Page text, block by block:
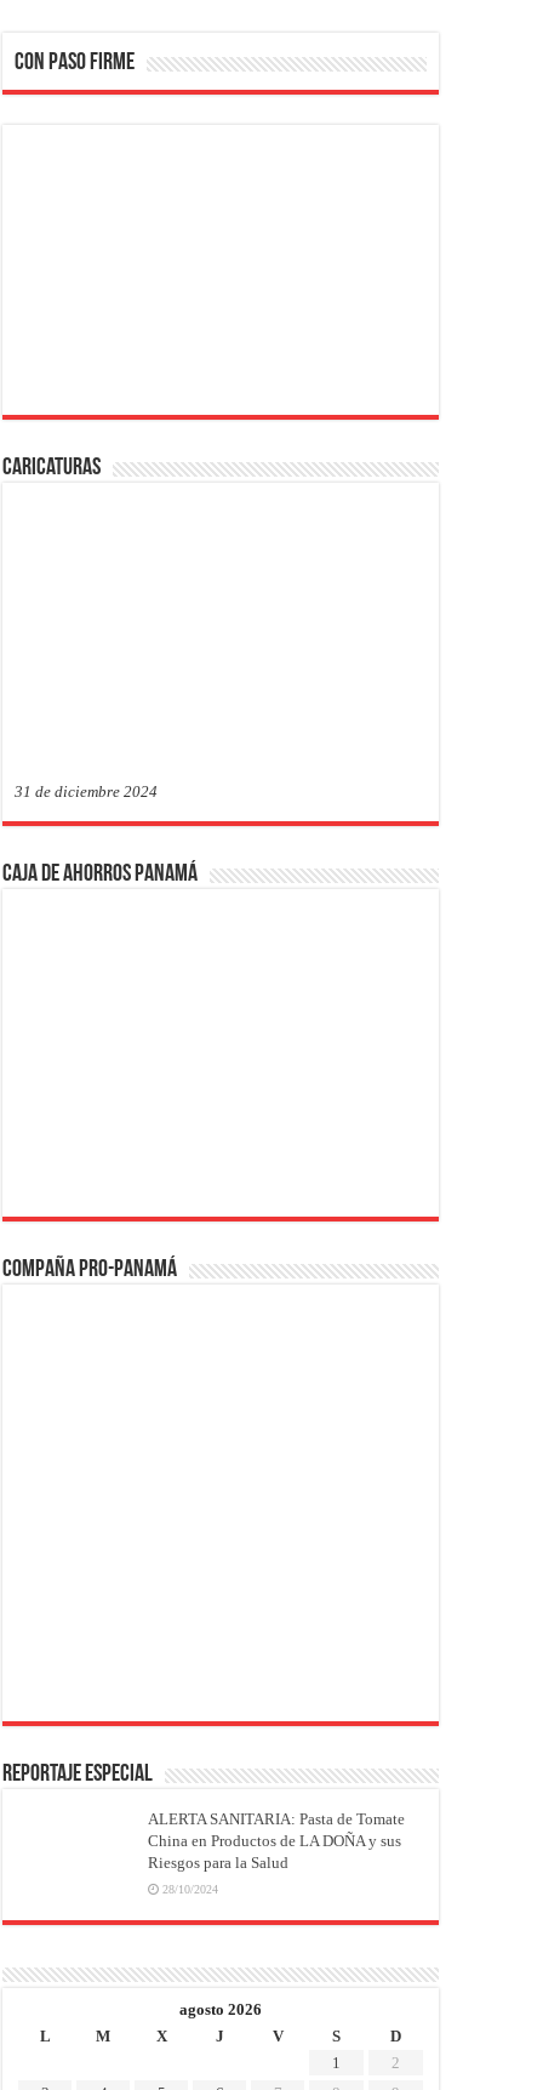
CON PASO FIRME
Caricaturas
31 de diciembre 2024
Caja de Ahorros Panamá
Compaña PRO-Panamá
REPORTAJE ESPECIAL
ALERTA SANITARIA: Pasta de Tomate
China en Productos de LA DOÑA y sus
Riesgos para la Salud
28/10/2024
agosto 2026
L
M X J V S
D
1
2